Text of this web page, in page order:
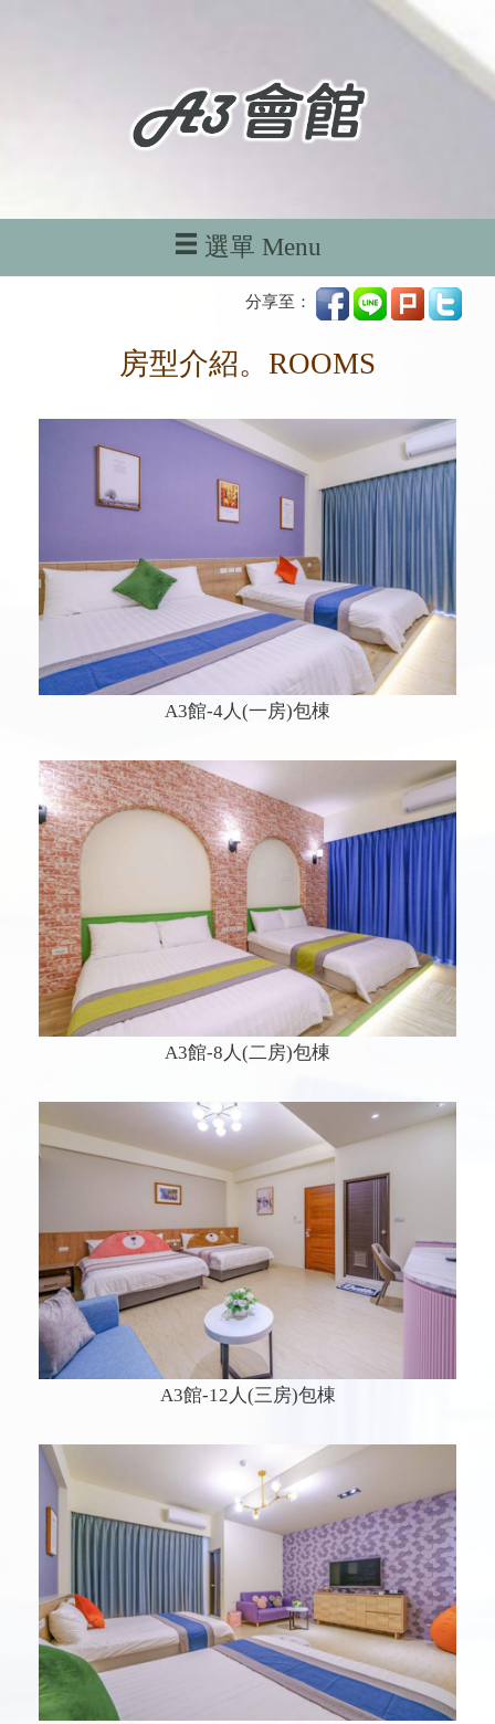
選單 Menu
分享至：
房型介紹。ROOMS
A3館-4人(一房)包棟
A3館-8人(二房)包棟
A3館-12人(三房)包棟